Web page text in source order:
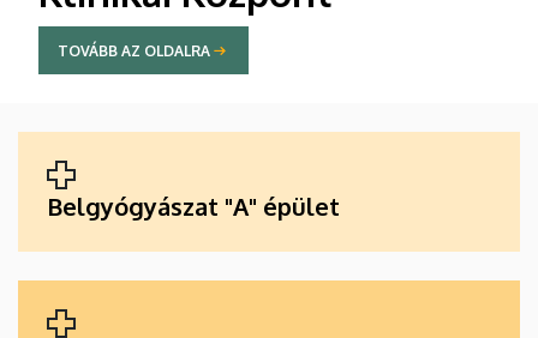
TOVÁBB AZ OLDALRA
Belgyógyászat "A" épület